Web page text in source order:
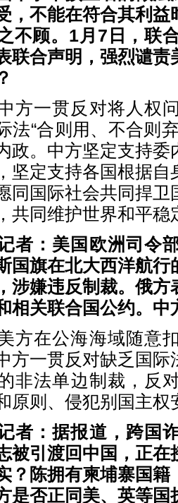
，不能在符合其利益
不顾。1月7日，联
联合声明，强烈谴责
方一贯反对将人权
法“合则用、不合则
政。中方坚定支持委
坚定支持各国根据自
同国际社会共同捍卫
共同维护世界和平稳
者：美国欧洲司令
国旗在北大西洋航行
涉嫌违反制裁。俄方
相关联合国公约。中
方在公海海域随意
方一贯反对缺乏国
非法单边制裁，反
原则、侵犯别国主权
者：据报道，跨国
被引渡回中国，正在
？陈拥有柬埔寨国籍
是否正同美、英等国